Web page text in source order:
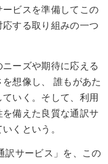
ビスを準備してこの
する取り組みの一つ
ーズや期待に応える
想像し、 誰もがあた
いく。そして、利用
備えた良質な通訳サ
くという。
訳サービス」を、この